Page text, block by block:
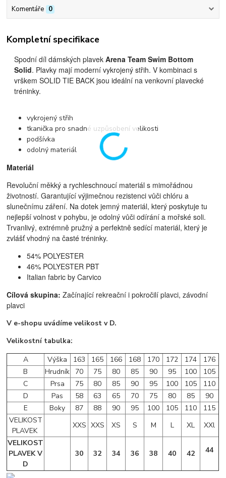
Komentáře 0
Kompletní specifikace
Spodní díl dámských plavekArena Team Swim Bottom
Solid. Plavky mají moderní vykrojený střih. V kombinaci s
vrškem SOLID TIE BACK jsou ideální na venkovní plavecké
tréninky.
vykrojený střih
tkanička pro snadné uzpůsobení velikosti
podšívka
odolný materiál
Materiál
Revoluční měkký a rychleschnoucí materiál s mimořádnou
životností. Garantující výjimečnou rezistenci vůči chlóru a
slunečnímu záření. Na dotek jemný materiál, který poskytuje tu
nejlepší volnost v pohybu, je odolný vůči odírání a mořské soli.
Trvanlivý, extrémně pružný a perfektně sedící materiál, který je
zvlášť vhodný na časté tréninky.
54% POLYESTER
46% POLYESTER PBT
Italian fabric by Carvico
Cílová skupina:Začínající rekreační i pokročilí plavci, závodní
plavci
V e-shopu uvádíme velikost v D.
Velikostní tabulka:
A
Výška 163 165 166 168 170 172 174
176
B
Hrudník 70 75 80 85 90 95 100
105
C
Prsa 75 80 85 90 95 100 105
110
D
Pas 58 63 65 70 75 80 85
90
E
Boky 87 88 90 95 100 105 110
115
VELIKOST
PLAVEK
XXS XXS XS S M L XL
XXl
VELIKOST
PLAVEK V
D
30 32 34 36 38 40 42 44